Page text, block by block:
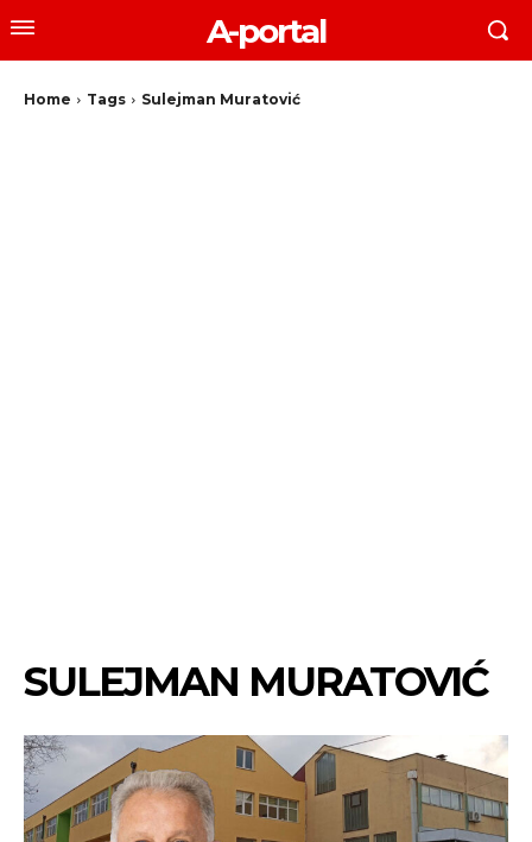
A-portal
Home Tags Sulejman Muratović
SULEJMAN MURATOVIĆ